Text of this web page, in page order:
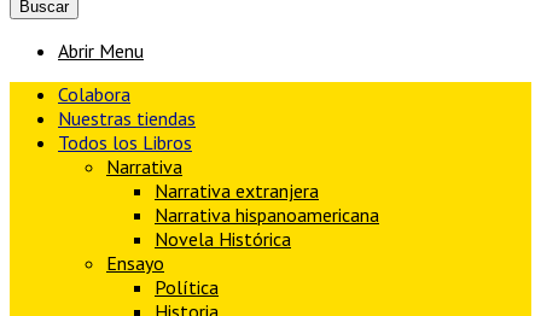
Abrir Menu
Colabora
Nuestras tiendas
Todos los Libros
Narrativa
Narrativa extranjera
Narrativa hispanoamericana
Novela Histórica
Ensayo
Política
Historia